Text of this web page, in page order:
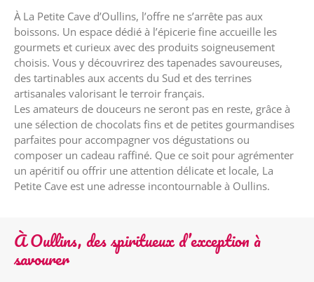
À Oullins, des spiritueux d’exception à
savourer
À La Petite Cave d’Oullins, l’offre ne s’arrête pas aux
boissons. Un espace dédié à l’épicerie fine accueille les
gourmets et curieux avec des produits soigneusement
choisis. Vous y découvrirez des tapenades savoureuses,
des tartinables aux accents du Sud et des terrines
artisanales valorisant le terroir français.
Les amateurs de douceurs ne seront pas en reste, grâce à
une sélection de chocolats fins et de petites gourmandises
parfaites pour accompagner vos dégustations ou
composer un cadeau raffiné. Que ce soit pour agrémenter
un apéritif ou offrir une attention délicate et locale, La
Petite Cave est une adresse incontournable à Oullins.